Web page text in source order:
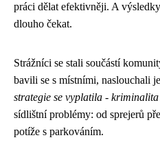
práci dělat efektivněji. A
dlouho čekat.
Strážníci se stali součástí
bavili se s místními, naslouchali
strategie se vyplatila -
sídlištní problémy: od sprejerů
potíže s parkováním.